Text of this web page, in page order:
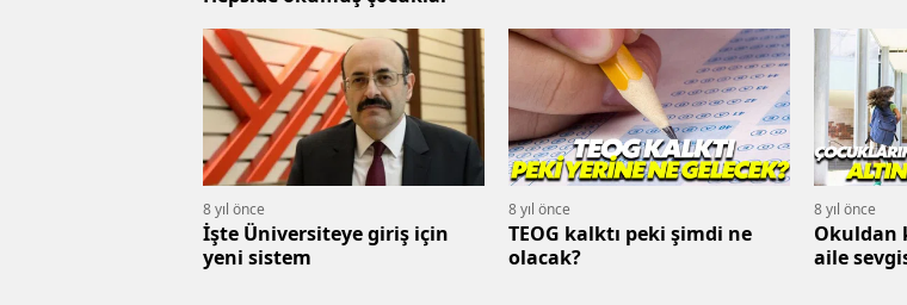
8 yıl önce
İşte Üniversiteye giriş için
yeni sistem
8 yıl önce
TEOG kalktı peki şimdi ne
olacak?
8 yıl önce
Okuldan
aile